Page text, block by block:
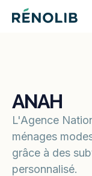
ANAH
L'Agence
ménages
grâce à des
personnalisé.